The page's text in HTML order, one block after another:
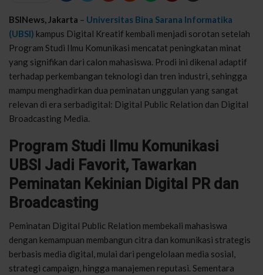
BSINews, Jakarta – Universitas Bina Sarana Informatika
(UBSI) kampus Digital Kreatif kembali menjadi sorotan setelah
Program Studi Ilmu Komunikasi mencatat peningkatan minat
yang signifikan dari calon mahasiswa. Prodi ini dikenal adaptif
terhadap perkembangan teknologi dan tren industri, sehingga
mampu menghadirkan dua peminatan unggulan yang sangat
relevan di era serbadigital: Digital Public Relation dan Digital
Broadcasting Media.
Program Studi Ilmu Komunikasi
UBSI Jadi Favorit, Tawarkan
Peminatan Kekinian Digital PR dan
Broadcasting
Peminatan Digital Public Relation membekali mahasiswa
dengan kemampuan membangun citra dan komunikasi strategis
berbasis media digital, mulai dari pengelolaan media sosial,
strategi campaign, hingga manajemen reputasi. Sementara